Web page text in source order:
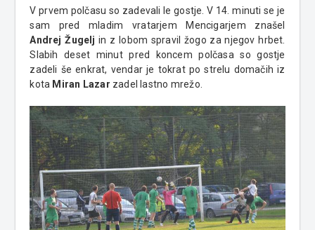
V prvem polčasu so zadevali le gostje. V 14. minuti se je
sam pred mladim vratarjem Mencigarjem znašel
Andrej Žugelj in z lobom spravil žogo za njegov hrbet.
Slabih deset minut pred koncem polčasa so gostje
zadeli še enkrat, vendar je tokrat po strelu domačih iz
kota Miran Lazar zadel lastno mrežo.